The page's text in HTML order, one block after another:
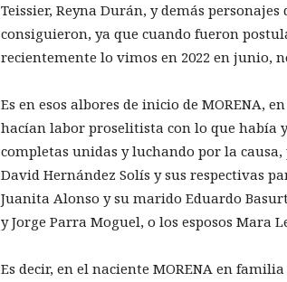
Teissier, Reyna Durán, y demás
consiguieron, ya que cuando fueron
recientemente lo vimos en 2022 en junio,
Es en esos albores de inicio de MORENA,
hacían labor proselitista con lo que había
completas unidas y luchando por la
David Hernández Solís y sus respectivas
Juanita Alonso y su marido Eduardo
y Jorge Parra Moguel, o los esposos Mara
Es decir, en el naciente MORENA en